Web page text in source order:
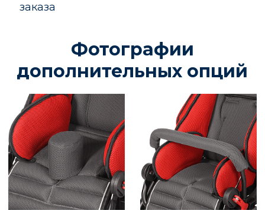
заказа
Фотографии
дополнительных опций